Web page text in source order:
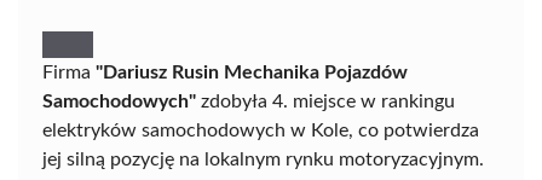
Firma "Dariusz Rusin Mechanika Pojazdów
Samochodowych" zdobyła 4. miejsce w rankingu
elektryków samochodowych w Kole, co potwierdza
jej silną pozycję na lokalnym rynku motoryzacyjnym.